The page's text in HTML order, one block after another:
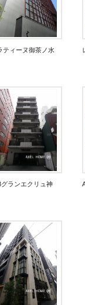
ティーヌ御茶ノ水
グランエクリュ神